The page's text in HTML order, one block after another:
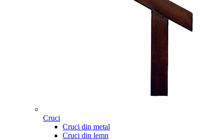
Cruci
Cruci din metal
Cruci din lemn